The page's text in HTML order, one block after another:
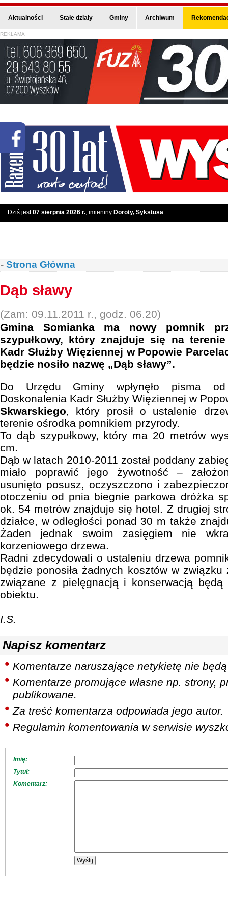
Aktualności Stałe działy Gminy Archiwum
REKLAMA
Dziś jest07 sierpnia 2026 r., imieniny Doroty, Sykstusa
- Strona Główna
Dąb sławy
(Zam: 09.11.2011 r., godz. 06.20)
Gmina Somianka ma nowy pomnik
szypułkowy, który znajduje się na
Kadr Służby Więziennej w Popowie
będzie nosiło nazwę „Dąb sławy”.
Do Urzędu Gminy wpłynęło pisma
Doskonalenia Kadr Służby Więziennej w
Skwarskiego, który prosił o ustalenie
terenie ośrodka pomnikiem przyrody.
To dąb szypułkowy, który ma 20 metrów
cm.
Dąb w latach 2010-2011 został poddany
miało poprawić jego żywotność –
usunięto posusz, oczyszczono i
otoczeniu od pnia biegnie parkowa dróżka
ok. 54 metrów znajduje się hotel. Z drugiej
działce, w odległości ponad 30 m także
Żaden jednak swoim zasięgiem nie
korzeniowego drzewa.
Radni zdecydowali o ustaleniu drzewa
będzie ponosiła żadnych kosztów w
związane z pielęgnacją i konserwacją będą
obiektu.
I.S.
Napisz komentarz
Komentarze naruszające netykietę nie
Komentarze promujące własne np. strony,
publikowane.
Za treść komentarza odpowiada jego autor.
Regulamin komentowania w serwisie
Imię:
Tytuł:
Komentarz: